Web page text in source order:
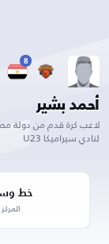
8
أحمد بشير
لاعب كرة قدم من دولة
لنادي سيراميكا U23
خط
المركز